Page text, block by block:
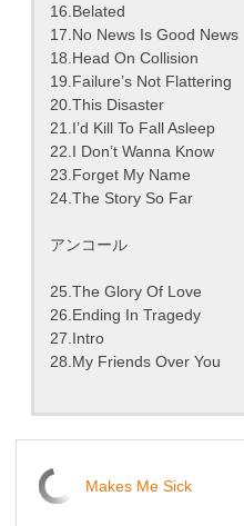
16.Belated
17.No News Is Good News
18.Head On Collision
19.Failure’s Not Flattering
20.This Disaster
21.I’d Kill To Fall Asleep
22.I Don’t Wanna Know
23.Forget My Name
24.The Story So Far
アンコール
25.The Glory Of Love
26.Ending In Tragedy
27.Intro
28.My Friends Over You
Makes Me Sick